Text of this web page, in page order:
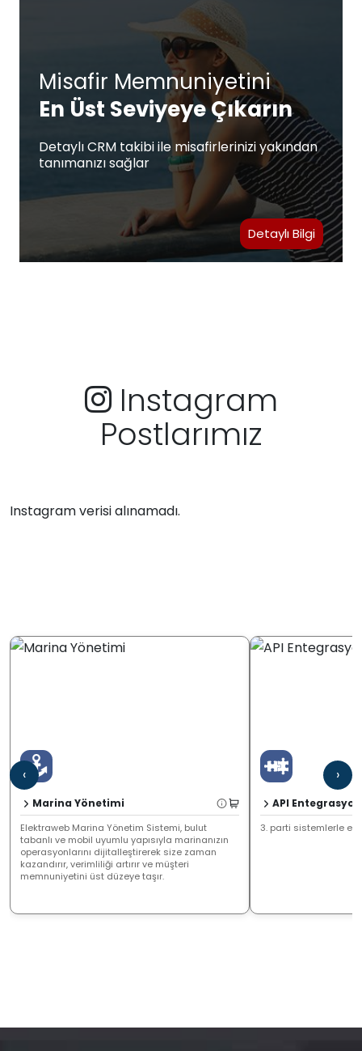
Misafir Memnuniyetini
En Üst Seviyeye Çıkarın
Detaylı CRM takibi ile misafirlerinizi yakından
tanımanızı sağlar
Detaylı Bilgi
Instagram
Postlarımız
Instagram verisi alınamadı.
‹
Marina Yönetimi
Elektraweb Marina Yönetim Sistemi, bulut
tabanlı ve mobil uyumlu yapısıyla marinanızın
operasyonlarını dijitalleştirerek size zaman
kazandırır, verimliliği artırır ve müşteri
memnuniyetini üst düzeye taşır.
API
3. parti sistemlerle
›